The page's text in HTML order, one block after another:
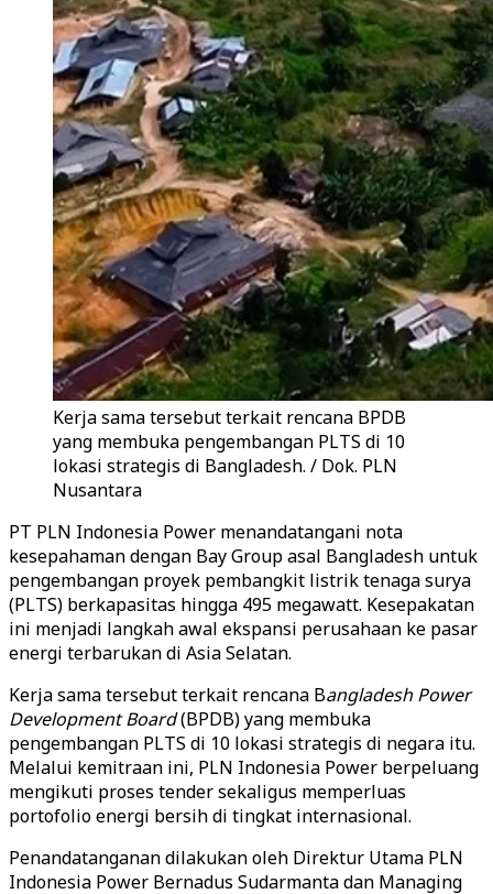
Kerja sama tersebut terkait rencana BPDB
yang membuka pengembangan PLTS di 10
lokasi strategis di Bangladesh. / Dok. PLN
Nusantara
PT PLN Indonesia Power menandatangani nota
kesepahaman dengan Bay Group asal Bangladesh untuk
pengembangan proyek pembangkit listrik tenaga surya
(PLTS) berkapasitas hingga 495 megawatt. Kesepakatan
ini menjadi langkah awal ekspansi perusahaan ke pasar
energi terbarukan di Asia Selatan.
Kerja sama tersebut terkait rencana Bangladesh Power
Development Board(BPDB) yang membuka
pengembangan PLTS di 10 lokasi strategis di negara itu.
Melalui kemitraan ini, PLN Indonesia Power berpeluang
mengikuti proses tender sekaligus memperluas
portofolio energi bersih di tingkat internasional.
Penandatanganan dilakukan oleh Direktur Utama PLN
Indonesia Power Bernadus Sudarmanta dan Managing